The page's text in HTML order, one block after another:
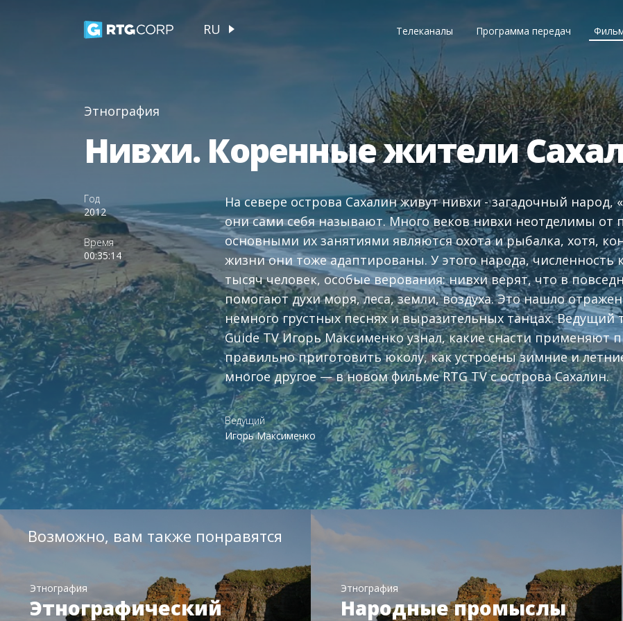
RU Телеканалы Программа передач
Этнография
Нивхи. Коренные жители
Год
2012
Время
00:35:14
На севере острова Сахалин живут нивхи - загадочный народ,
они сами себя называют. Много веков нивхи неотделимы от
основными их занятиями являются охота и рыбалка, хотя,
жизни они тоже адаптированы. У этого народа, численность
тысяч человек, особые верования: нивхи верят, что в
помогают духи моря, леса, земли, воздуха. Это нашло
немного грустных песнях и выразительных танцах. Ведущий
Guide TV Игорь Максименко узнал, какие снасти применяют
правильно приготовить юколу, как устроены зимние и
многое другое — в новом фильме RTG TV с острова Сахалин.
Ведущий
Игорь Максименко
Возможно, вам также понравятся
Этнография
Этнографический
Этнография
Народные промыслы